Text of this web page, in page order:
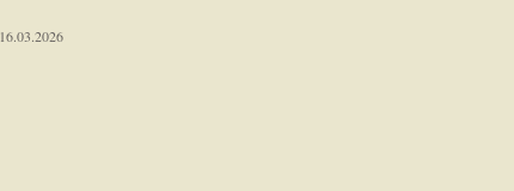
16.03.2026